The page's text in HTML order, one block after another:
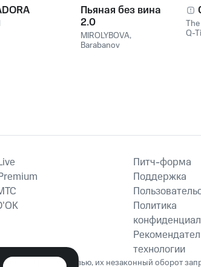
Пьяная без вина
2.0
MIROLYBOVA,
Barabanov
Q-
Питч-форма
Поддержка
Политика
технологии
вред здоровью, их незаконный оборот